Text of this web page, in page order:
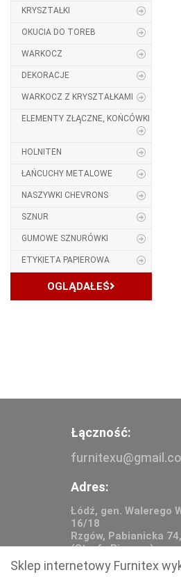
KRYSZTAŁKI
OKUCIA DO TOREB
WARKOCZ
DEKORACJE
WARKOCZ Z KRYSZTAŁKAMI
ELEMENTY ZŁĄCZNE, KOŃCÓWKI
HOLNITEN
ŁAŃCUCHY METALOWE
NASZYWKI CHEVRONS
SZNUR
GUMOWE SZNURÓWKI
ETYKIETA PAPIEROWA
OGLĄDAŁEŚ
Łączność:
Adres:
Łódź, gen. Walerego
16/18
Rzgów, Pabianicka
(Strefa Biznesu)
Sklep internetowy Furnitex